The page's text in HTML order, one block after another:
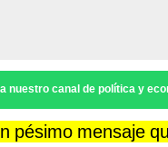
nuestro canal de política y
pésimo mensaje